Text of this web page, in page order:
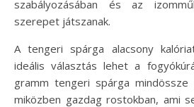
szabályozásában és az
szerepet játszanak.
A tengeri spárga alacsony
ideális választás lehet a
gramm tengeri spárga
miközben gazdag rostokban, ami